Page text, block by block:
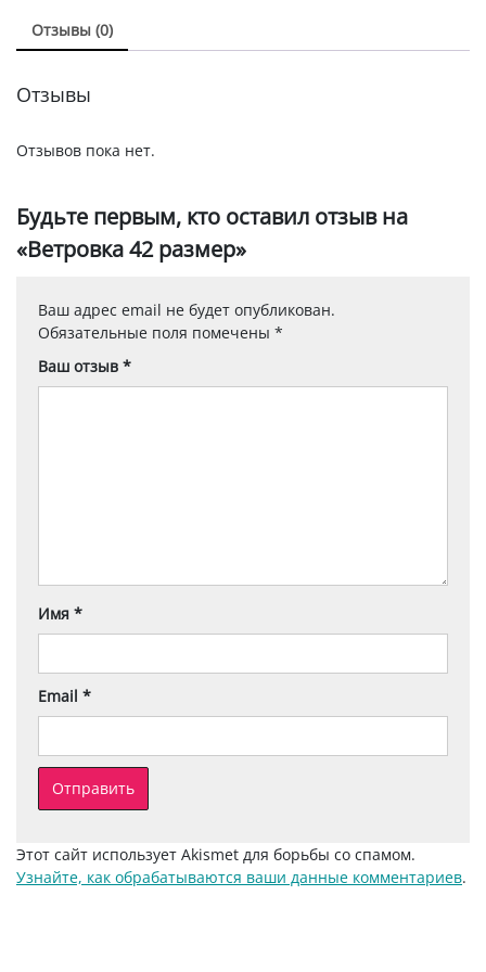
Отзывы (0)
Отзывы
Отзывов пока нет.
Будьте первым, кто оставил отзыв на
«Ветровка 42 размер»
Ваш адрес email не будет опубликован.
Обязательные поля помечены *
Ваш отзыв *
Имя *
Email *
Этот сайт использует Akismet для борьбы со спамом.
Узнайте, как обрабатываются ваши данные комментариев.